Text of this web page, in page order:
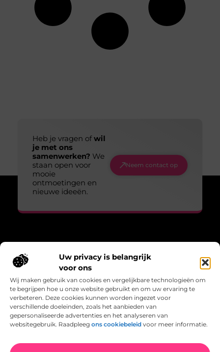
Uw privacy is belangrijk
voor ons
Wij maken gebruik van cookies en vergelijkbare technologieën om
te begrijpen hoe u onze website gebruikt en om uw ervaring te
verbeteren. Deze cookies kunnen worden ingezet voor
verschillende doeleinden, zoals het aanbieden van
gepersonaliseerde advertenties en het analyseren van
websitegebruik. Raadpleeg ons cookiebeleid voor meer informatie.
Heb je vragen ofwil
je met ons
samenwerken? We
staan open voor
mooie
ontmoetingen en
nieuwe ideeën.
Neem contact op
“Adem, wandel, leef – verhalen die bewegen.”
frisse gedachten en de kracht van beweging in het dagelijks
bestaan.
Bericht categorie